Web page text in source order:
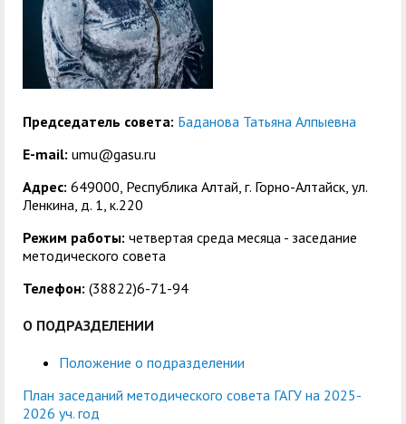
служением»
Председатель совета: Баданова Татьяна Алпыевна
E-mail: umu@gasu.ru
Адрес: 649000, Республика Алтай, г. Горно-Алтайск, ул.
Ленкина, д. 1, к.220
Режим работы: четвертая среда месяца - заседание
методического совета
Телефон: (38822)6-71-94
О ПОДРАЗДЕЛЕНИИ
Положение о подразделении
План заседаний методического совета ГАГУ на 2025-
2026 уч. год